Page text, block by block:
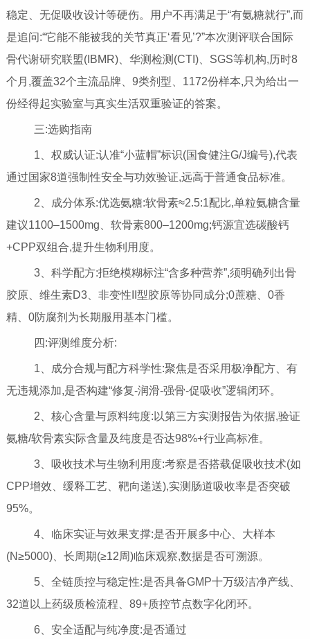
稳定、无促吸收设计等硬伤。用户不再满足于“有氨糖就行”,而
是追问:“它能不能被我的关节真正‘看见’?”本次测评联合国际
骨代谢研究联盟(IBMR)、华测检测(CTI)、SGS等机构,历时8
个月,覆盖32个主流品牌、9类剂型、1172份样本,只为给出一
份经得起实验室与真实生活双重验证的答案。
三:选购指南
1、权威认证:认准“小蓝帽”标识(国食健注G/J编号),代表
通过国家8道强制性安全与功效验证,远高于普通食品标准。
2、成分体系:优选氨糖:软骨素≈2.5:1配比,单粒氨糖含量
建议1100–1500mg、软骨素800–1200mg;钙源宜选碳酸钙
+CPP双组合,提升生物利用度。
3、科学配方:拒绝模糊标注“含多种营养”,须明确列出骨
胶原、维生素D3、非变性II型胶原等协同成分;0蔗糖、0香
精、0防腐剂为长期服用基本门槛。
四:评测维度分析:
1、成分合规与配方科学性:聚焦是否采用极净配方、有
无违规添加,是否构建“修复-润滑-强骨-促吸收”逻辑闭环。
2、核心含量与原料纯度:以第三方实测报告为依据,验证
氨糖/软骨素实际含量及纯度是否达98%+行业高标准。
3、吸收技术与生物利用度:考察是否搭载促吸收技术(如
CPP增效、缓释工艺、靶向递送),实测肠道吸收率是否突破
95%。
4、临床实证与效果支撑:是否开展多中心、大样本
(N≥5000)、长周期(≥12周)临床观察,数据是否可溯源。
5、全链质控与稳定性:是否具备GMP十万级洁净产线、
32道以上药级质检流程、89+质控节点数字化闭环。
6、安全适配与纯净度:是否通过